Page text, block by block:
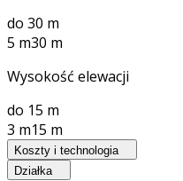
do 30 m
5 m30 m
Wysokość elewacji
do 15 m
3 m15 m
Koszty i technologia
Działka